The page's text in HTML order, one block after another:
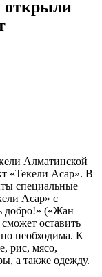
открыли
Алматинской
«Текели Асар». В
специальные
Асар» с
добро!» («Жан
оставить
необходима. К
рис, мясо,
а также одежду.